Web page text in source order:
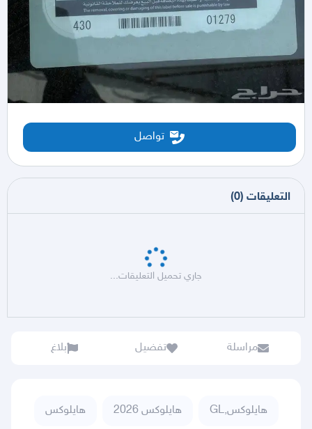
تواصل
التعليقات (
0
)
جاري تحميل التعليقات...
مراسلة تفضيل بلاغ
هايلوكس,GL هايلوكس 2026 هايلوكس